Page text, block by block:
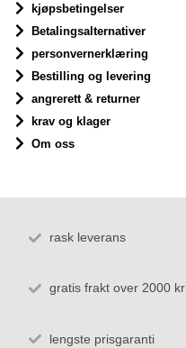
kjøpsbetingelser
Betalingsalternativer
personvernerklæring
Bestilling og levering
angrerett & returner
krav og klager
Om oss
rask leverans
gratis frakt over 2000 kr
lengste prisgaranti